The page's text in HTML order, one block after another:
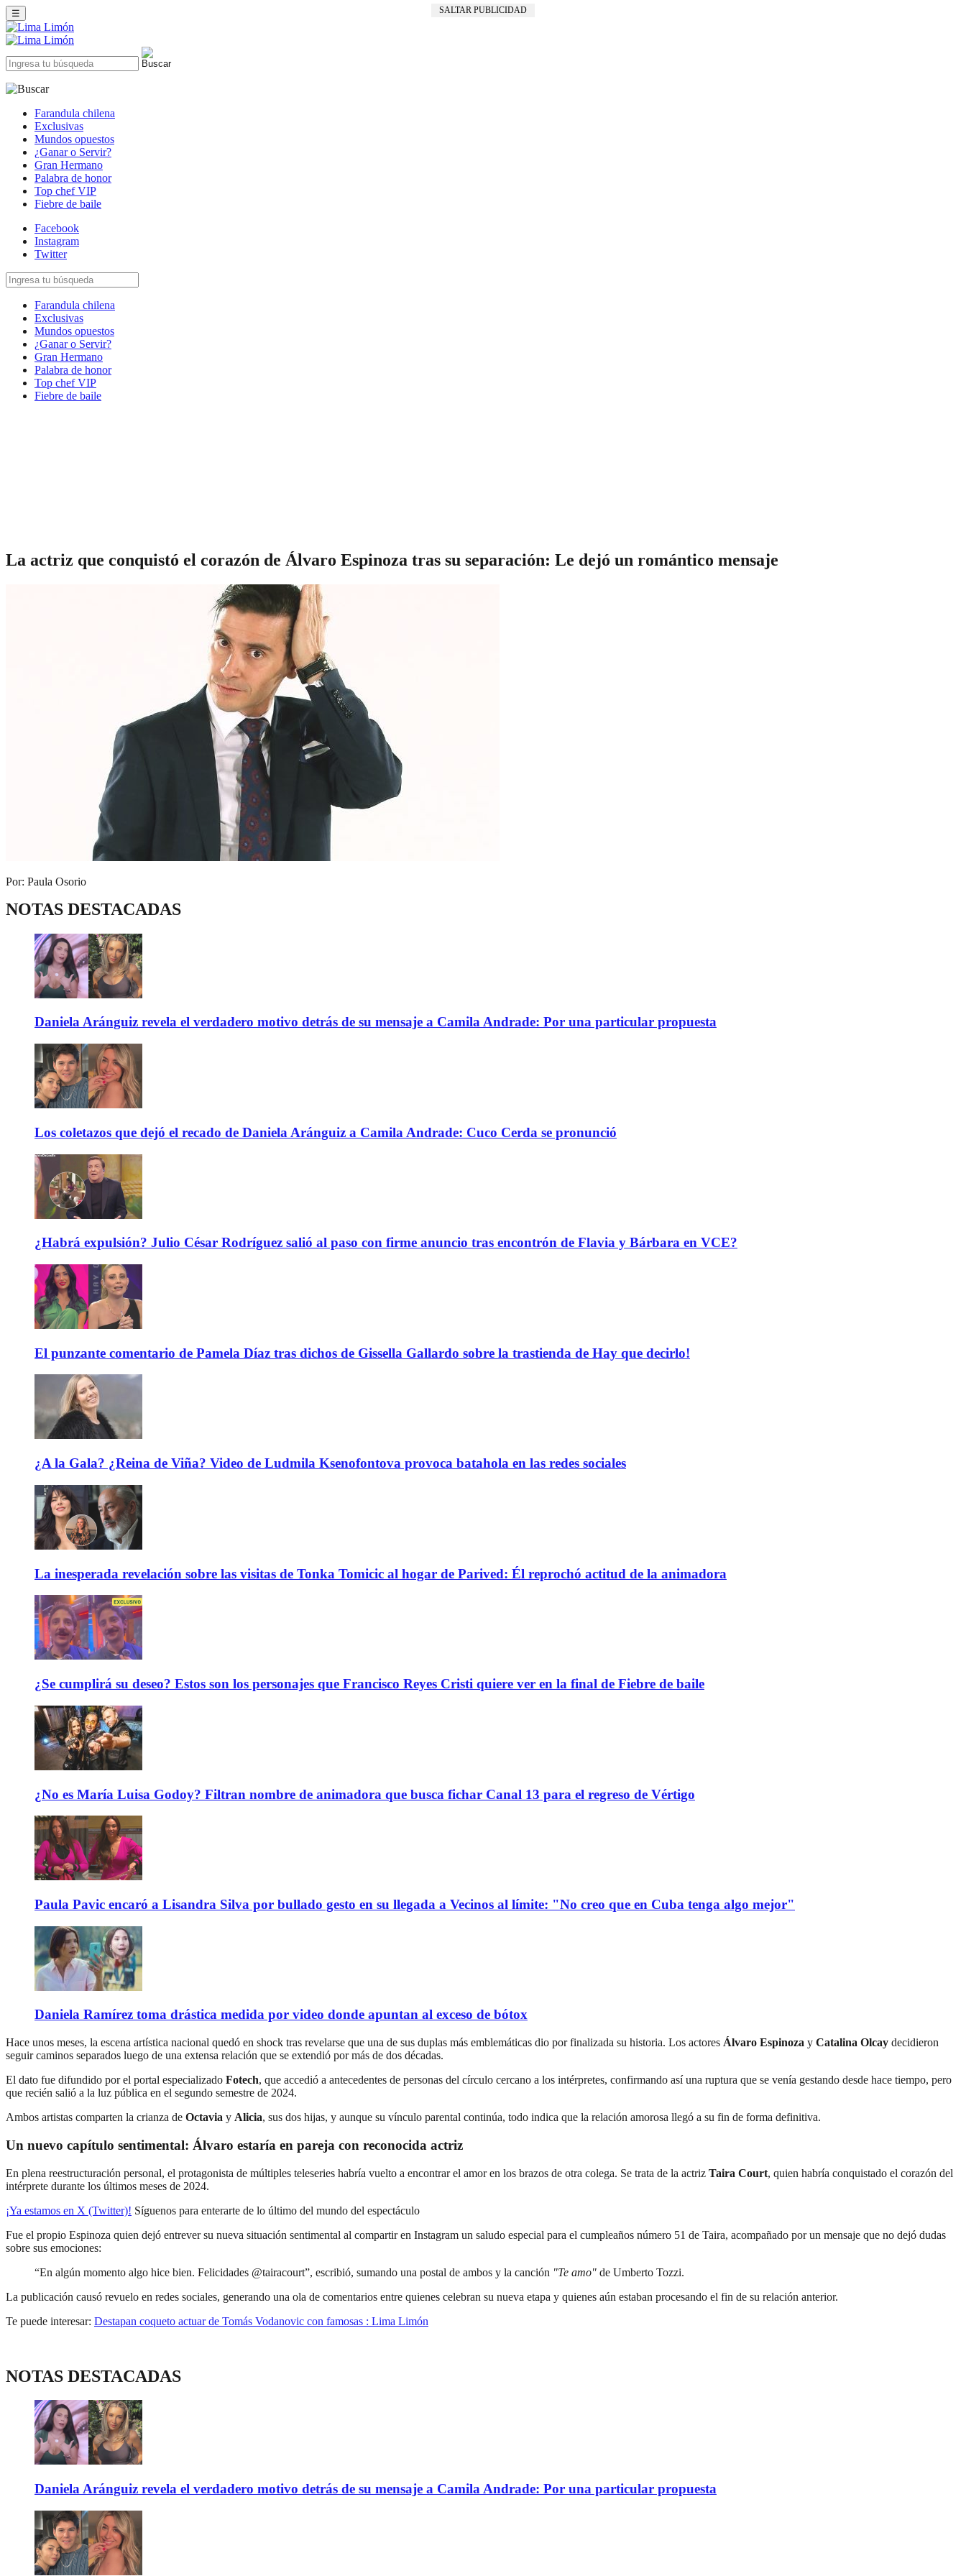
SALTAR PUBLICIDAD
☰
Farandula chilena
Exclusivas
Mundos opuestos
¿Ganar o Servir?
Gran Hermano
Palabra de honor
Top chef VIP
Fiebre de baile
Facebook
Instagram
Twitter
Farandula chilena
Exclusivas
Mundos opuestos
¿Ganar o Servir?
Gran Hermano
Palabra de honor
Top chef VIP
Fiebre de baile
La actriz que conquistó el corazón de Álvaro Espinoza tras su separación: Le dejó un romántico mensaje
Por: Paula Osorio
NOTAS DESTACADAS
Daniela Aránguiz revela el verdadero motivo detrás de su mensaje a Camila Andrade: Por una particular propuesta
Los coletazos que dejó el recado de Daniela Aránguiz a Camila Andrade: Cuco Cerda se pronunció
¿Habrá expulsión? Julio César Rodríguez salió al paso con firme anuncio tras encontrón de Flavia y Bárbara en VCE?
El punzante comentario de Pamela Díaz tras dichos de Gissella Gallardo sobre la trastienda de Hay que decirlo!
¿A la Gala? ¿Reina de Viña? Video de Ludmila Ksenofontova provoca batahola en las redes sociales
La inesperada revelación sobre las visitas de Tonka Tomicic al hogar de Parived: Él reprochó actitud de la animadora
¿Se cumplirá su deseo? Estos son los personajes que Francisco Reyes Cristi quiere ver en la final de Fiebre de baile
¿No es María Luisa Godoy? Filtran nombre de animadora que busca fichar Canal 13 para el regreso de Vértigo
Paula Pavic encaró a Lisandra Silva por bullado gesto en su llegada a Vecinos al límite: "No creo que en Cuba tenga algo mejor"
Daniela Ramírez toma drástica medida por video donde apuntan al exceso de bótox
Hace unos meses, la escena artística nacional quedó en shock tras revelarse que una de sus duplas más emblemáticas dio por finalizada su historia. Los actores Álvaro Espinoza y Catalina Olcay decidieron
seguir caminos separados luego de una extensa relación que se extendió por más de dos décadas.
El dato fue difundido por el portal especializado Fotech, que accedió a antecedentes de personas del círculo cercano a los intérpretes, confirmando así una ruptura que se venía gestando desde hace tiempo, pero
que recién salió a la luz pública en el segundo semestre de 2024.
Ambos artistas comparten la crianza de Octavia y Alicia, sus dos hijas, y aunque su vínculo parental continúa, todo indica que la relación amorosa llegó a su fin de forma definitiva.
Un nuevo capítulo sentimental: Álvaro estaría en pareja con reconocida actriz
En plena reestructuración personal, el protagonista de múltiples teleseries habría vuelto a encontrar el amor en los brazos de otra colega. Se trata de la actriz Taira Court, quien habría conquistado el corazón del
intérprete durante los últimos meses de 2024.
¡Ya estamos en X (Twitter)! Síguenos para enterarte de lo último del mundo del espectáculo
Fue el propio Espinoza quien dejó entrever su nueva situación sentimental al compartir en Instagram un saludo especial para el cumpleaños número 51 de Taira, acompañado por un mensaje que no dejó dudas
sobre sus emociones:
“En algún momento algo hice bien. Felicidades @tairacourt”, escribió, sumando una postal de ambos y la canción "Te amo" de Umberto Tozzi.
La publicación causó revuelo en redes sociales, generando una ola de comentarios entre quienes celebran su nueva etapa y quienes aún estaban procesando el fin de su relación anterior.
Te puede interesar: Destapan coqueto actuar de Tomás Vodanovic con famosas : Lima Limón
NOTAS DESTACADAS
Daniela Aránguiz revela el verdadero motivo detrás de su mensaje a Camila Andrade: Por una particular propuesta